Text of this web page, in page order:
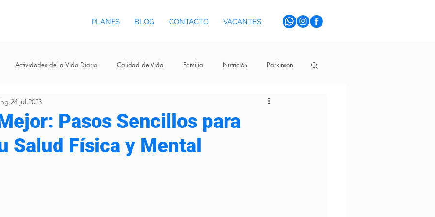
PLANES BLOG CONTACTO VACANTES
Actividades de la Vida Diaria Calidad de Vida Familia Nutrición Parkinson
Pasos Sencillos para
Salud Física y Mental
24 jul 2023